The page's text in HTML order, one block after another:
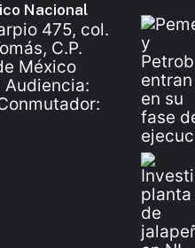
Nacional
475, col.
C.P.
México